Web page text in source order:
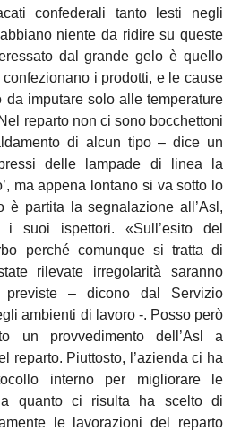
confederali tanto lesti negli
niente da ridire su queste
dal grande gelo è quello
i prodotti, e le cause
imputare solo alle temperature
reparto non ci sono bocchettoni
di alcun tipo – dice un
delle lampade di linea la
ma appena lontano si va sotto lo
è partita la segnalazione all’Asl,
suoi ispettori. «Sull’esito del
perché comunque si tratta di
rilevate irregolarità saranno
previste – dicono dal Servizio
ambienti di lavoro -. Posso però
un provvedimento dell’Asl a
reparto. Piuttosto, l’azienda ci ha
interno per migliorare le
quanto ci risulta ha scelto di
le lavorazioni del reparto